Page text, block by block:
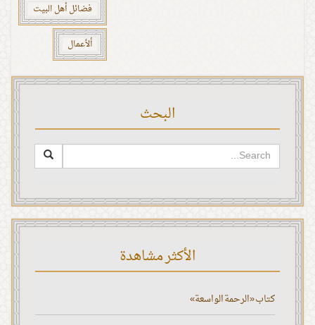
فضائل أهل البيت
ألأعمال
البحث
الأكثر مشاهدة
كتاب «الرحمة الواسعة»